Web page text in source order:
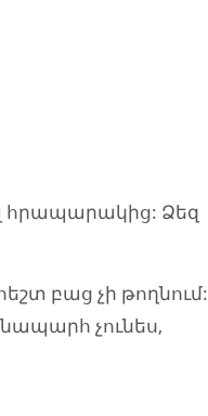
հրապարակից: Ձեզ
բաց չի թողնում:
չունես,